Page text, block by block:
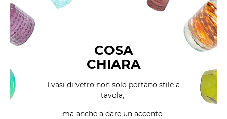
COSA
CHIARA
I vasi di vetro non solo portano stile a
tavola,
ma anche a dare un accento